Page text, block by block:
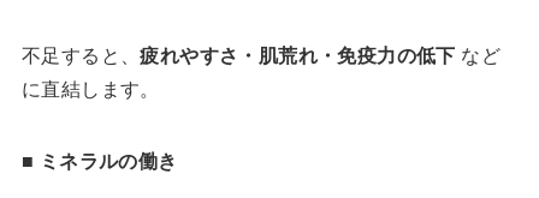
不足すると、疲れやすさ・肌荒れ・免疫力の低下 など
に直結します。
■ ミネラルの働き